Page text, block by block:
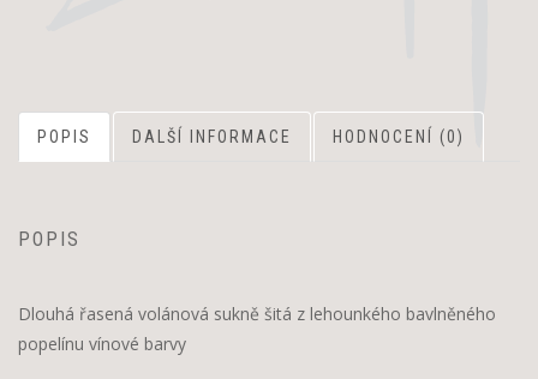
POPIS DALŠÍ INFORMACE HODNOCENÍ (0)
POPIS
Dlouhá řasená volánová sukně šitá z lehounkého bavlněného
popelínu vínové barvy